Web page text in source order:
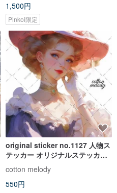
1,500円
Pinkoi限定
original sticker no.1127 人物ス
テッカー オリジナルステッカー
人物ステッカー 女の子ステッカ
ー オリジナル人物ステッカー
cotton melody
550円